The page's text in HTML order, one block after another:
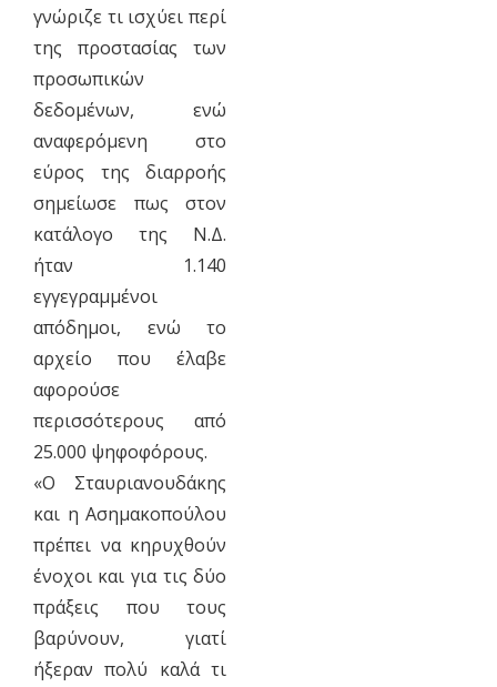
γνώριζε τι ισχύει περί
της προστασίας των
προσωπικών
δεδομένων, ενώ
αναφερόμενη στο
εύρος της διαρροής
σημείωσε πως στον
κατάλογο της Ν.Δ.
ήταν 1.140
εγγεγραμμένοι
απόδημοι, ενώ το
αρχείο που έλαβε
αφορούσε
περισσότερους από
25.000 ψηφοφόρους.
«Ο Σταυριανουδάκης
και η Ασημακοπούλου
πρέπει να κηρυχθούν
ένοχοι και για τις δύο
πράξεις που τους
βαρύνουν, γιατί
ήξεραν πολύ καλά τι